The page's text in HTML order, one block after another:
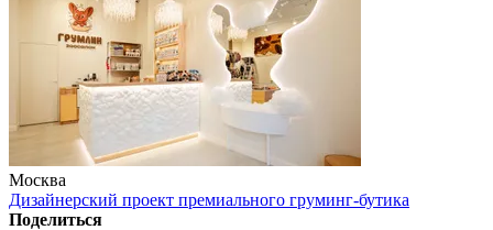
Москва
Дизайнерский проект премиального груминг-бутика
Поделиться